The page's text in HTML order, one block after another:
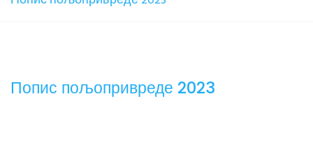
Попис пољопривреде 2023